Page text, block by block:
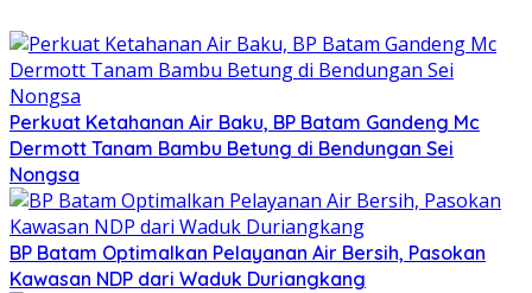
Perkuat Ketahanan Air Baku, BP Batam Gandeng Mc
Dermott Tanam Bambu Betung di Bendungan Sei
Nongsa
BP Batam Optimalkan Pelayanan Air Bersih, Pasokan
Kawasan NDP dari Waduk Duriangkang